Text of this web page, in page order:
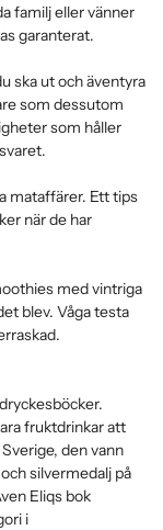
familj eller vänner
garanterat.
ska ut och äventyra
som dessutom
som håller
mataffärer. Ett tips
när de har
med vintriga
blev. Våga testa
fruktdrinkar att
den vann
silvermedalj på
Eliqs bok
i